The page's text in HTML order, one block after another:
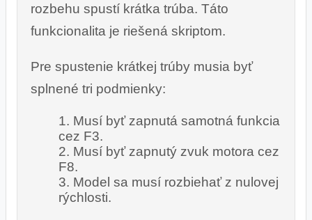
rozbehu spustí krátka trúba. Táto
funkcionalita je riešená skriptom.
Pre spustenie krátkej trúby musia byť
splnené tri podmienky:
Musí byť zapnutá samotná funkcia
cez F3.
Musí byť zapnutý zvuk motora cez
F8.
Model sa musí rozbiehať z nulovej
rýchlosti.